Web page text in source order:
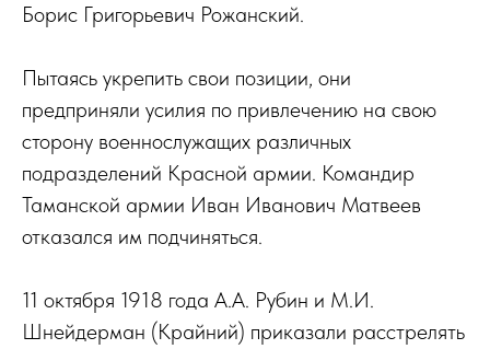
Борис Григорьевич Рожанский.
Пытаясь укрепить свои позиции, они
предприняли усилия по привлечению на свою
сторону военнослужащих различных
подразделений Красной армии. Командир
Таманской армии Иван Иванович Матвеев
отказался им подчиняться.
11 октября 1918 года А.А. Рубин и М.И.
Шнейдерман (Крайний) приказали расстрелять